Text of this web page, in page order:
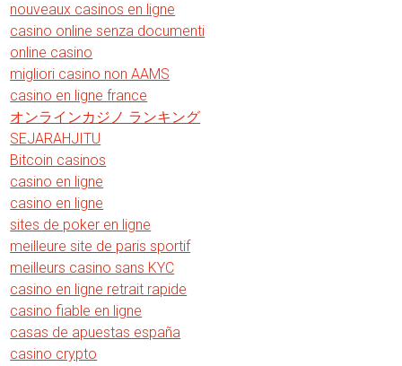
nouveaux casinos en ligne
casino online senza documenti
online casino
migliori casino non AAMS
casino en ligne france
オンラインカジノ ランキング
SEJARAHJITU
Bitcoin casinos
casino en ligne
casino en ligne
sites de poker en ligne
meilleure site de paris sportif
meilleurs casino sans KYC
casino en ligne retrait rapide
casino fiable en ligne
casas de apuestas españa
casino crypto